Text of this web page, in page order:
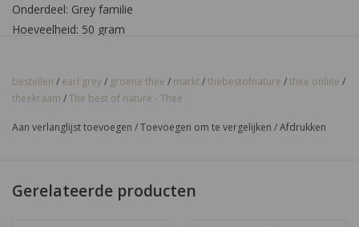
Onderdeel: Grey familie
Hoeveelheid: 50 gram
Specificaties:
Gewicht: 50 gram
Goudsbloem en nog meer mooie producten
bestellen / earl grey/ groene thee / markt/thebestofnature /thee online /
theekraam /The best of nature - Thee
Aan verlanglijst toevoegen /Toevoegen om te vergelijken /Afdrukken
Gerelateerde producten